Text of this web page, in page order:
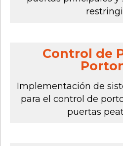
Control de
Implementación de
para el control de
puertas